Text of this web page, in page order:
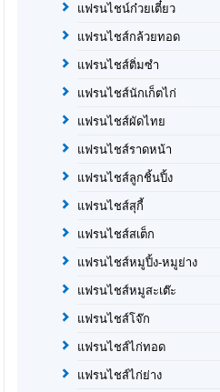
แฟรนไชน์ก๋วยเตี๋ยว
แฟรนไชส์กล้วยทอด
แฟรนไชส์ติ่มซำ
แฟรนไชส์นักเก็ตไก่
แฟรนไชส์ผัดไทย
แฟรนไชส์ราดหน้า
แฟรนไชส์ลูกชิ้นปิ้ง
แฟรนไชส์สุกี้
แฟรนไชส์สเต็ก
แฟรนไชส์หมูปิ้ง-หมูย่าง
แฟรนไชส์หมูสะเต๊ะ
แฟรนไชส์โจ๊ก
แฟรนไชส์ไก่ทอด
แฟรนไชส์ไก่ย่าง